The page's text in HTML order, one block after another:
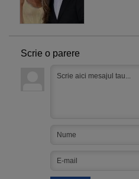
Scrie o parere